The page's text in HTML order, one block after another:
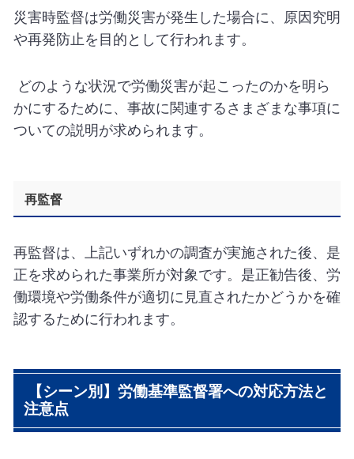
災害時監督は労働災害が発生した場合に、原因究明
や再発防止を目的として行われます。
どのような状況で労働災害が起こったのかを明ら
かにするために、事故に関連するさまざまな事項に
ついての説明が求められます。
再監督
再監督は、上記いずれかの調査が実施された後、是
正を求められた事業所が対象です。是正勧告後、労
働環境や労働条件が適切に見直されたかどうかを確
認するために行われます。
【シーン別】労働基準監督署への対応方法と
注意点